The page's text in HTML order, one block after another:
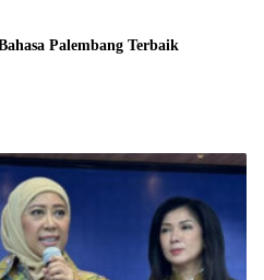
Palembang Terbaik